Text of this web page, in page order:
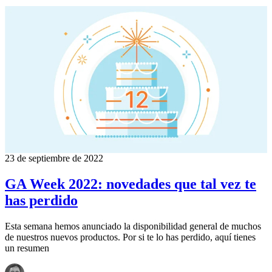
23 de septiembre de 2022
GA Week 2022: novedades que tal vez te
has perdido
Esta semana hemos anunciado la disponibilidad general de muchos
de nuestros nuevos productos. Por si te lo has perdido, aquí tienes
un resumen